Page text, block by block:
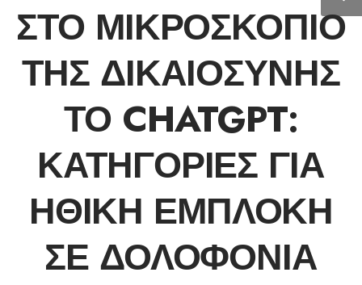
ΣΤΟ ΜΙΚΡΟΣΚΌΠΙΟ
ΤΗΣ ΔΙΚΑΙΟΣΎΝΗΣ
ΤΟ CHATGPT:
ΚΑΤΗΓΟΡΊΕΣ ΓΙΑ
ΗΘΙΚΉ ΕΜΠΛΟΚΉ
ΣΕ ΔΟΛΟΦΟΝΊΑ